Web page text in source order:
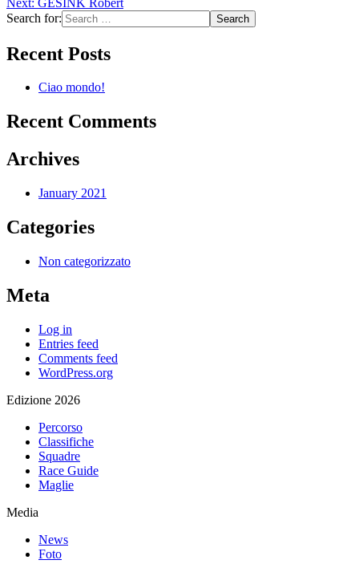
Search for:
Recent Posts
Ciao mondo!
Recent Comments
Archives
January 2021
Categories
Non categorizzato
Meta
Log in
Entries feed
Comments feed
WordPress.org
Edizione 2026
Percorso
Classifiche
Squadre
Race Guide
Maglie
Media
News
Foto